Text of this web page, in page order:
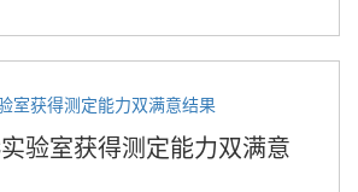
验室获得测定能力双满意